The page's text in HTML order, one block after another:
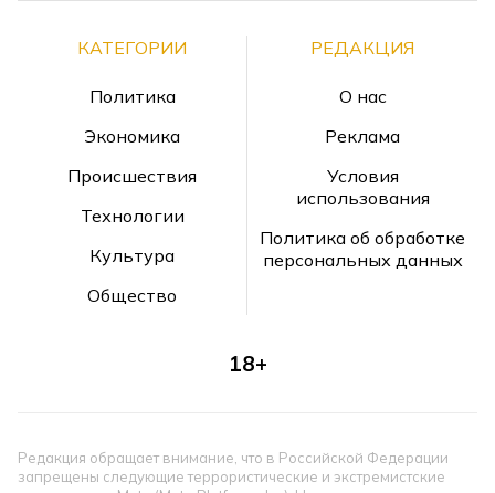
КАТЕГОРИИ
Политика
Экономика
Происшествия
Технологии
Культура
Общество
РЕДАКЦИЯ
О нас
Реклама
Условия
использования
Политика об обработке
персональных данных
18+
Редакция обращает внимание, что в Российской Федерации
запрещены следующие террористические и экстремистские